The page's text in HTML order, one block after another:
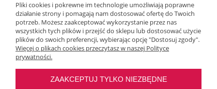
Moje konto
O nas
Najczęstsze pytania
Pliki cookies i pokrewne im technologie umożliwiają poprawne
działanie strony i pomagają nam dostosować ofertę do Twoich
potrzeb. Możesz zaakceptować wykorzystanie przez nas
wszystkich tych plików i przejść do sklepu lub dostosować użycie
plików do swoich preferencji, wybierając opcję "Dostosuj zgody".
Więcej o plikach cookies przeczytasz w naszej Polityce
prywatności.
ZAAKCEPTUJ TYLKO NIEZBĘDNE